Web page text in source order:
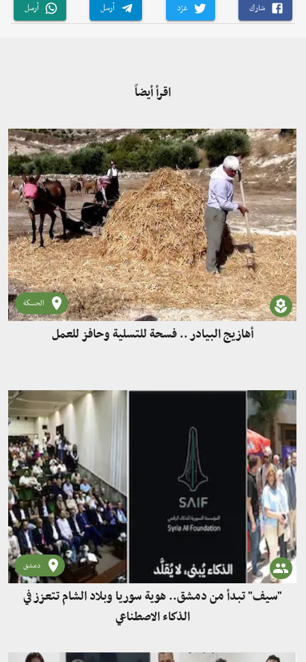
شارك غرّد أرسل أرسل
اقرأ أيضاً
الحسكة
أهازيج البيادر .. فسحة للتسلية وحافز للعمل
دمشق
"سيف" تبدأ من دمشق.. هوية سوريا وبلاد الشام تتعزز في
الذكاء الاصطناعي